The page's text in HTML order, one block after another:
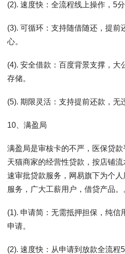
(2). 速度快：全流程线上操作，5
(3). 可循环：支持随借随还，提前
心。
(4). 安全借款：百度背景支撑，大
存储。
(5). 期限灵活：支持提前还款，无
10、满盈局
满盈局是审核卡的不严，医保贷
天猫商家的经营性贷款，按店铺
速审批贷款服务，网易旗下为个
服务，广大工薪用户，借贷产品。
(1). 申请简：无需抵押担保，纯信
申请。
(2). 速度快：从申请到放款全流程